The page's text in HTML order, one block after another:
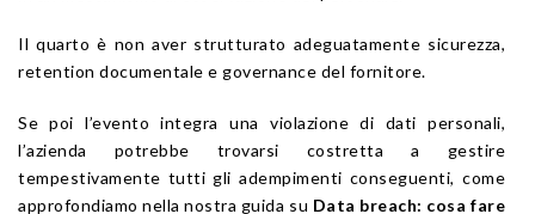
Il quarto è non aver strutturato adeguatamente sicurezza,
retention documentale e governance del fornitore.
Se poi l’evento integra una violazione di dati personali,
l’azienda potrebbe trovarsi costretta a gestire
tempestivamente tutti gli adempimenti conseguenti, come
approfondiamo nella nostra guida su Data breach: cosa fare